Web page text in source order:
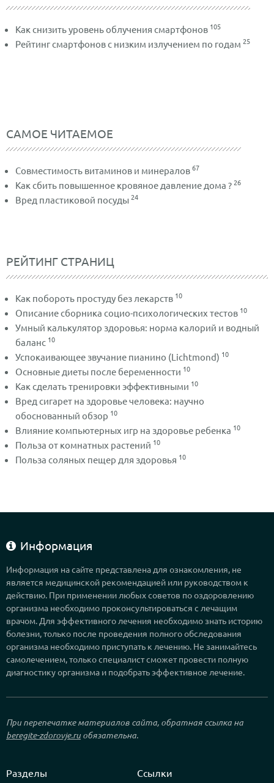
Как снизить уровень облучения смартфонов 105
Рейтинг смартфонов с низким излучением по годам 25
САМОЕ ЧИТАЕМОЕ
Совместимость витаминов и минералов67
Как сбить повышенное кровяное давление дома ?26
Вред пластиковой посуды24
РЕЙТИНГ СТРАНИЦ
Как побороть простуду без лекарств 10
Описание сборника социо-психологических тестов 10
Умный калькулятор здоровья: норма калорий и водный
баланс 10
Успокаивающее звучание пианино (Lichtmond) 10
Основные диеты после беременности 10
Как сделать тренировки эффективными 10
Вред сигарет на здоровье человека: научно
обоснованный обзор 10
Влияние компьютерных игр на здоровье ребенка 10
Польза от комнатных растений 10
Польза соляных пещер для здоровья 10
Информация
Информация на сайте представлена для ознакомления, не
является медицинской рекомендацией или руководством к
действию. При применении любых советов по оздоровлению
организма необходимо проконсультироваться с лечащим
врачом. Для эффективного лечения необходимо знать историю
болезни, только после проведения полного обследования
организма необходимо приступать к лечению. Не занимайтесь
самолечением, только специалист сможет провести полную
диагностику организма и подобрать эффективное лечение.
При перепечатке материалов сайта, обратная ссылка на
beregite-zdorovje.ruобязательна.
Разделы Ссылки